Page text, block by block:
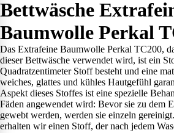
Bettwäsche
Baumwolle Perkal
Das Extrafeine Baumwolle Perkal TC200,
dieser Bettwäsche verwendet wird, ist ein
Quadratzentimeter Stoff besteht und eine
weiches, glattes und kühles Hautgefühl
Aspekt dieses Stoffes ist eine spezielle
Fäden angewendet wird: Bevor sie zu dem
gewebt werden, werden sie einzeln
erhalten wir einen Stoff, der nach jedem